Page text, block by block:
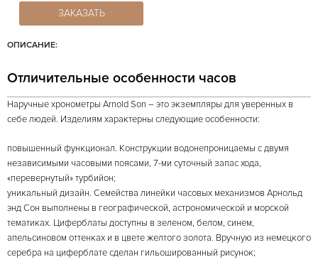
ЗАКАЗАТЬ
ОПИСАНИЕ:
Отличительные особенности часов
Наручные хронометры Arnold Son – это экземпляры для уверенных в
себе людей. Изделиям характерны следующие особенности:
повышенный функционал. Конструкции водонепроницаемы с двумя
независимыми часовыми поясами, 7-ми суточный запас хода,
«перевернутый» турбийон;
уникальный дизайн. Семейства линейки часовых механизмов Арнольд
энд Сон выполнены в географической, астрономической и морской
тематиках. Циферблаты доступны в зеленом, белом, синем,
апельсиновом оттенках и в цвете желтого золота. Вручную из немецкого
серебра на циферблате сделан гильошированный рисунок;